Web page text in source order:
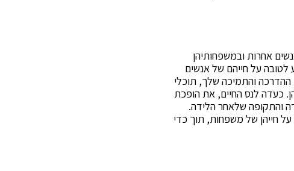
אחרות ובמשפחותיהן
על חייהם של אנשים
ההדרכה והתמיכה שלך, תוכלי
כעדה לנס החיים, את הופכת
והתקופה שלאחר הלידה.
חייהן של משפחות, תוך כדי